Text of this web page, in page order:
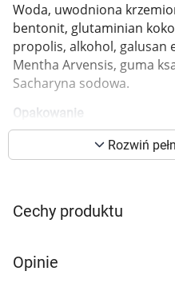
Korzystamy z plików
dostosowania
polityce
warunki
ustawienia
Woda, uwodniona
bentonit, glutaminian
propolis, alkohol, galusan
Mentha Arvensis, guma
Sacharyna sodowa.
Opakowanie
Rozwiń
Cechy produktu
Opinie